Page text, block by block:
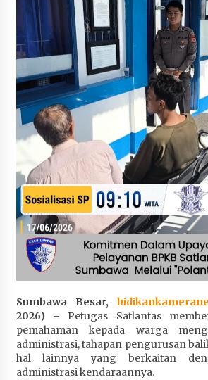
4 minggu ago
Prestasi Nasional, Polwan Polres Sumbawa
Bripda Vanesa Aprilia Renyaan, Sabet Juara
Taekwondo Kapolri Cup ke-7
4 minggu ago
Sekretaris Bapperida, Dwi Rahayu, ST,. MM,.
Pimpin Rakor Aksi Konvergensi Percepatan
Penurunan Stunting di Sumbawa
4 minggu ago
Wabup Ansori Apresiasi Rekomendasi dan
Pandangan Fraksi – Fraksi DPRD Sumbawa
4 minggu ago
Bupati Sumbawa Lepas 487 Atlet dari
Cabor yang Akan Berjuang pada PORPROV
NTB 2026
BAZNAS Kabupaten Sumbawa Salurkan
Program 100 Mustahik Per Desa di Desa
Santong
4 minggu ago
Sumbawa Besar,
2026) – Petugas Satlantas
pemahaman kepada warga
administrasi, tahapan pengurusan
hal lainnya yang berkaitan
administrasi kendaraannya.